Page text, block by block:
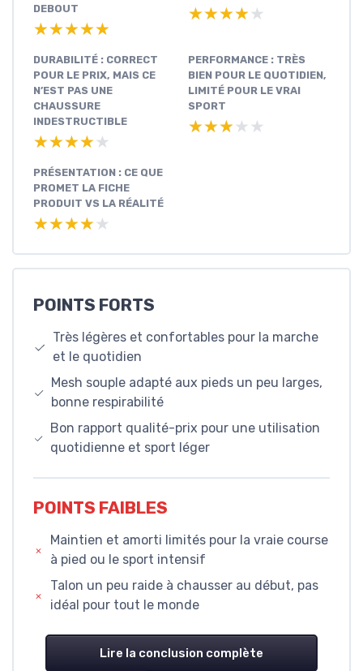
DEBOUT
★★★★★
★★★★★
★★★★★
★★★★★
DURABILITÉ : CORRECT
POUR LE PRIX, MAIS CE
N’EST PAS UNE
CHAUSSURE
INDESTRUCTIBLE
★★★★★
★★★★★
PERFORMANCE : TRÈS
BIEN POUR LE QUOTIDIEN,
LIMITÉ POUR LE VRAI
SPORT
★★★★★
★★★★★
PRÉSENTATION : CE QUE
PROMET LA FICHE
PRODUIT VS LA RÉALITÉ
★★★★★
★★★★★
POINTS FORTS
Très légères et confortables pour la marche
et le quotidien
Mesh souple adapté aux pieds un peu larges,
bonne respirabilité
Bon rapport qualité-prix pour une utilisation
quotidienne et sport léger
POINTS FAIBLES
Maintien et amorti limités pour la vraie course
à pied ou le sport intensif
Talon un peu raide à chausser au début, pas
idéal pour tout le monde
Lire la conclusion complète